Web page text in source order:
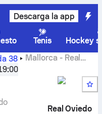
Descarga la app
Tenis
Hockey
38 Mallorca - Real
predicción y
Real Oviedo